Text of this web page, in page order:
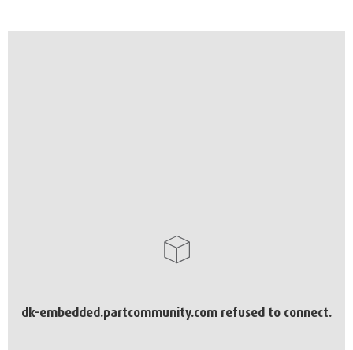
dk-embedded.partcommunity.com refused to connect.